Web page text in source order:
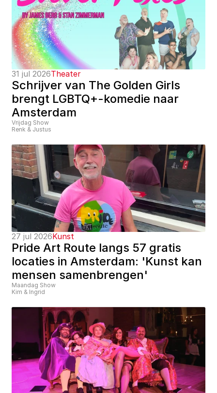
31 jul 2026Theater
Schrijver van The Golden Girls
brengt LGBTQ+-komedie naar
Amsterdam
Vrijdag Show
Renk & Justus
27 jul 2026Kunst
Pride Art Route langs 57 gratis
locaties in Amsterdam: 'Kunst kan
mensen samenbrengen'
Maandag Show
Kim & Ingrid